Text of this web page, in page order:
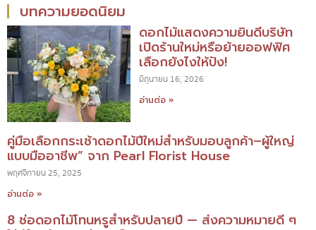
บทความยอดนิยม
ดอกไม้แสดงความยินดีบริษัท
เปิดร้านใหม่หรือย้ายออฟฟิศ
เลือกยังไงให้ปัง!
มิถุนายน 16, 2026
อ่านต่อ »
คู่มือเลือกกระเช้าดอกไม้ปีใหม่สำหรับมอบลูกค้า–ผู้ใหญ่
แบบมืออาชีพ” จาก Pearl Florist House
พฤศจิกายน 25, 2025
อ่านต่อ »
8 ช่อดอกไม้โทนหรูสำหรับปลายปี — ส่งความหมายดี ๆ